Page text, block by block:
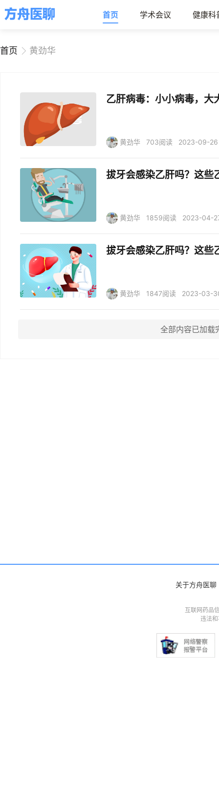
首页 学术会议 健康科
首页 黄劲华
乙肝病毒：小小病毒，大
黄劲华 703阅读 2023-09-26
拔牙会感染乙肝吗？这些
黄劲华 1859阅读 2023-04-
拔牙会感染乙肝吗？这些
黄劲华 1847阅读 2023-03-
全部内容已加载
关于方舟医聊
互联网药品
违法